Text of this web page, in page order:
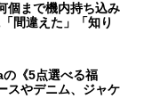
個まで機内持ち込み
間違えた」「知り
《5点選べる福
やデニム、ジャケ